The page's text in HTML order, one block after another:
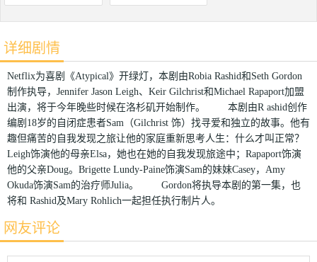
详细剧情
Netflix为喜剧《Atypical》开绿灯，本剧由Robia Rashid和Seth Gordon
制作执导，Jennifer Jason Leigh、Keir Gilchrist和Michael Rapaport加盟
出演，将于今年晚些时候在洛杉矶开始制作。 本剧由R ashid创作
编剧18岁的自闭症患者Sam（Gilchrist 饰）找寻爱和独立的故事。他有
趣但痛苦的自我发现之旅让他的家庭重新思考人生：什么才叫正常？
Leigh饰演他的母亲Elsa，她也在她的自我发现旅途中；Rapaport饰演
他的父亲Doug。Brigette Lundy-Paine饰演Sam的妹妹Casey，Amy
Okuda饰演Sam的治疗师Julia。 Gordon将执导本剧的第一集，也
将和 Rashid及Mary Rohlich一起担任执行制片人。
网友评论